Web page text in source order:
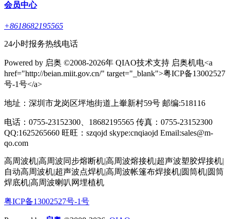
会员中心
+8618682195565
24小时报务热线电话
Powered by 启奥 ©2008-2026年 QIAO技术支持 启奥机电<a
href="http://beian.miit.gov.cn/" target="_blank">粤ICP备13002527
号-1号</a>
地址：深圳市龙岗区坪地街道上輋新村59号 邮编:518116
电话：0755-23152300、18682195565 传真：0755-23152300
QQ:1625265660 旺旺：szqojd skype:cnqiaojd Email:sales@m-
qo.com
高周波机|高周波同步熔断机|高周波熔接机|超声波塑胶焊接机|
自动高周波机|超声波点焊机|高周波帐篷布焊接机|圆筒机|圆筒
焊底机|高周波喇叭网埋植机
粤ICP备13002527号-1号